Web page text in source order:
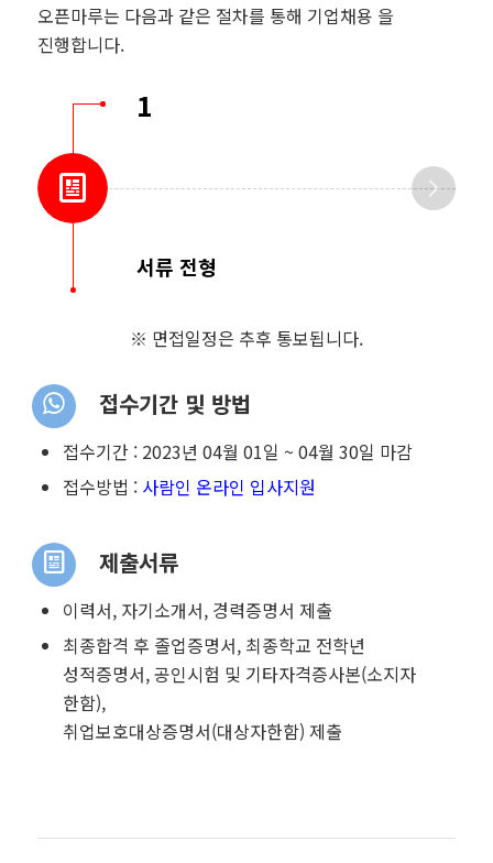
오픈마루는 다음과 같은 절차를 통해 기업채용 을
진행합니다.
1
서류 전형
※ 면접일정은 추후 통보됩니다.
접수기간 및 방법
접수기간 : 2023년 04월 01일 ~ 04월 30일 마감
접수방법 : 사람인 온라인 입사지원
제출서류
이력서, 자기소개서, 경력증명서 제출
최종합격 후 졸업증명서, 최종학교 전학년
성적증명서, 공인시험 및 기타자격증사본(소지자
한함),
취업보호대상증명서(대상자한함) 제출